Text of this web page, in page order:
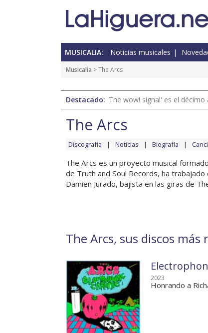
MUSICALIA: Noticias musicales
Musicalia > The Arcs
Destacado: 'The wow! signal' es el décimo
The Arcs
Discografía Noticias Biografía
The Arcs es un proyecto musical
de Truth and Soul Records, ha
Damien Jurado, bajista en las giras de
The Arcs, sus discos más
2023
Honrando a